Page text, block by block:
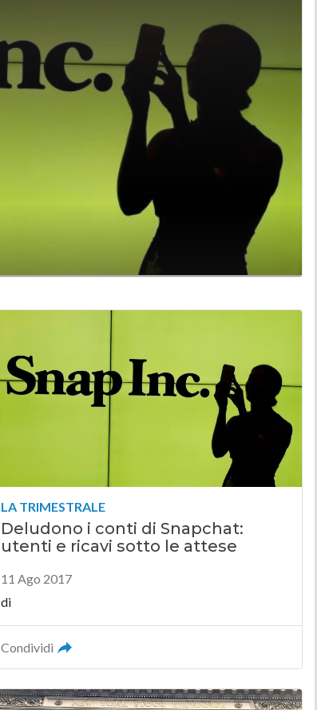
LA TRIMESTRALE
Deludono i conti di Snapchat:
utenti e ricavi sotto le attese
11 Ago 2017
di
Condividi